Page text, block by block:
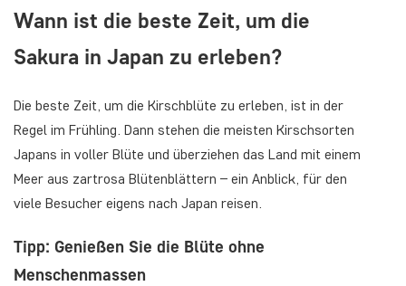
Wann ist die beste Zeit, um die
Sakura in Japan zu erleben?
Die beste Zeit, um die Kirschblüte zu erleben, ist in der
Regel im Frühling. Dann stehen die meisten Kirschsorten
Japans in voller Blüte und überziehen das Land mit einem
Meer aus zartrosa Blütenblättern – ein Anblick, für den
viele Besucher eigens nach Japan reisen.
Tipp: Genießen Sie die Blüte ohne
Menschenmassen